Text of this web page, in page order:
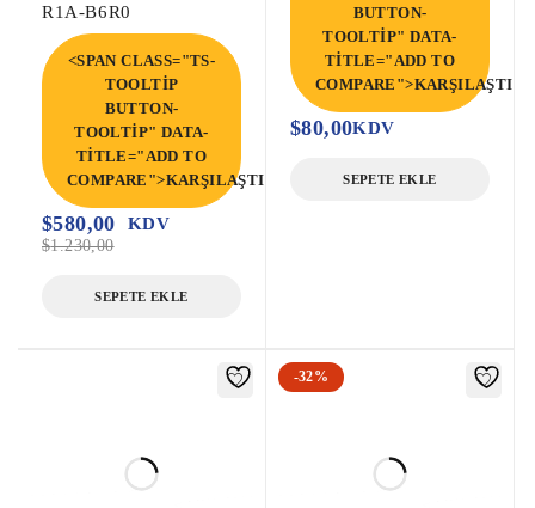
R1A-B6R0
<SPAN CLASS="TS-
TOOLTIP
BUTTON-
TOOLTIP" DATA-
TITLE="ADD TO
COMPARE">KARŞILAŞTIR</SPAN>
$1.230,00
$580,00 KDV
SEPETE EKLE
BUTTON-
TOOLTIP" DATA-
TITLE="ADD TO
$80,00KDV
SEPETE EKLE
-32%